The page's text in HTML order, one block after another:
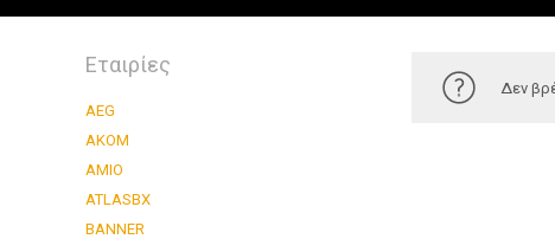
Δεν
Εταιρίες
AEG
AKOM
AMIO
ATLASBX
BANNER